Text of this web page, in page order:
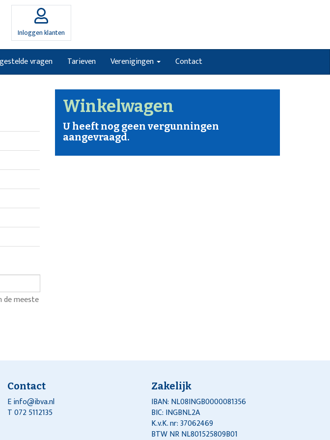
Inloggen klanten
vragen Tarieven Verenigingen Contact
de meeste
Winkelwagen
U heeft nog geen vergunningen
aangevraagd.
Contact
Einfo@ibva.nl
T 072 5112135
Zakelijk
IBAN: NL08INGB0000081356
BIC: INGBNL2A
K.v.K. nr: 37062469
BTW NR NL801525809B01